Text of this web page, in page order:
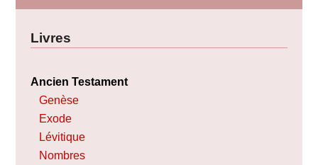
Livres
Ancien Testament
Genèse
Exode
Lévitique
Nombres